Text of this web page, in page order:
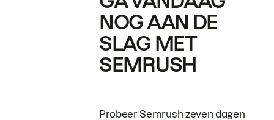
NOG AAN DE
SLAG MET
SEMRUSH
Probeer Semrush zeven dagen